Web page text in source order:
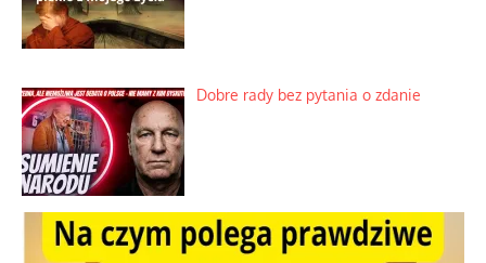
Dobre rady bez pytania o zdanie